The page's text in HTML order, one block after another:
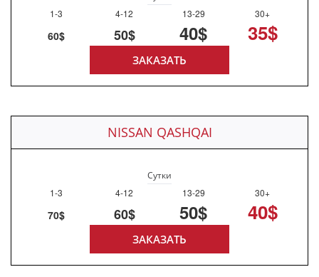
1-3
4-12 13-29 30+
60$ 50$ 40$ 35$
ЗАКАЗАТЬ
NISSAN QASHQAI
Сутки
1-3
4-12 13-29 30+
70$ 60$ 50$ 40$
ЗАКАЗАТЬ